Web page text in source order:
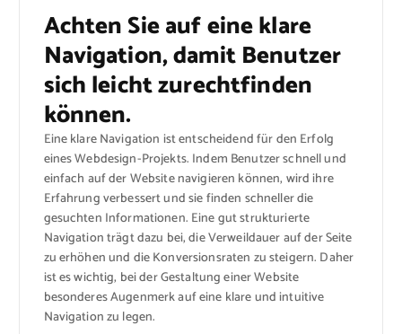
Achten Sie auf eine klare
Navigation, damit Benutzer
sich leicht zurechtfinden
können.
Eine klare Navigation ist entscheidend für den Erfolg
eines Webdesign-Projekts. Indem Benutzer schnell und
einfach auf der Website navigieren können, wird ihre
Erfahrung verbessert und sie finden schneller die
gesuchten Informationen. Eine gut strukturierte
Navigation trägt dazu bei, die Verweildauer auf der Seite
zu erhöhen und die Konversionsraten zu steigern. Daher
ist es wichtig, bei der Gestaltung einer Website
besonderes Augenmerk auf eine klare und intuitive
Navigation zu legen.